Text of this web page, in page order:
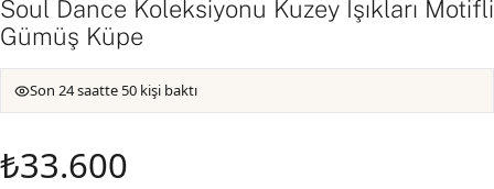
Soul Dance Koleksiyonu Kuzey Işıkları Motifli
Gümüş Küpe
Son 24 saatte 50 kişi baktı
₺33.600